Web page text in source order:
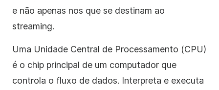
e não apenas nos que se destinam ao
streaming.
Uma Unidade Central de Processamento (CPU)
é o chip principal de um computador que
controla o fluxo de dados. Interpreta e executa